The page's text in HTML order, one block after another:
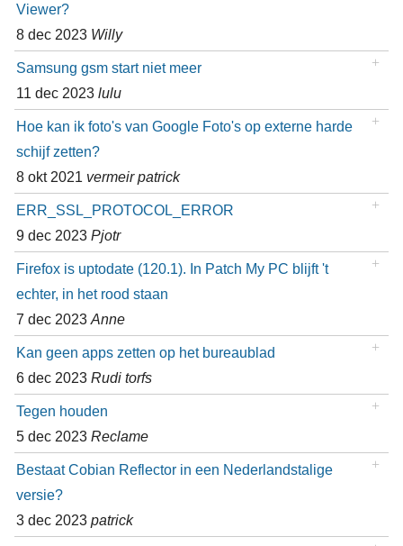
Viewer?
8 dec 2023 Willy
Samsung gsm start niet meer
11 dec 2023 lulu
Hoe kan ik foto's van Google Foto's op externe harde
schijf zetten?
8 okt 2021 vermeir patrick
ERR_SSL_PROTOCOL_ERROR
9 dec 2023 Pjotr
Firefox is uptodate (120.1). In Patch My PC blijft 't
echter, in het rood staan
7 dec 2023 Anne
Kan geen apps zetten op het bureaublad
6 dec 2023 Rudi torfs
Tegen houden
5 dec 2023 Reclame
Bestaat Cobian Reflector in een Nederlandstalige
versie?
3 dec 2023 patrick